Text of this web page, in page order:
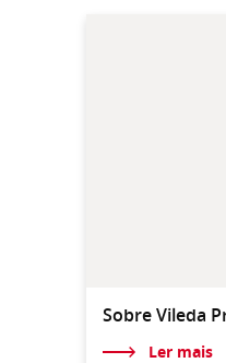
Sobre Vileda
Ler mais